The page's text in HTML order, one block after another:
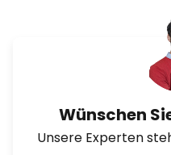
Wünschen
Unsere Experten